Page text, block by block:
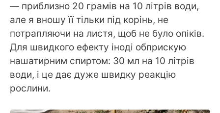
— приблизно 20 грамів на 10 літрів води,
але я вношу її тільки під корінь, не
потрапляючи на листя, щоб не було опіків.
Для швидкого ефекту іноді обприскую
нашатирним спиртом: 30 мл на 10 літрів
води, і це дає дуже швидку реакцію
рослини.